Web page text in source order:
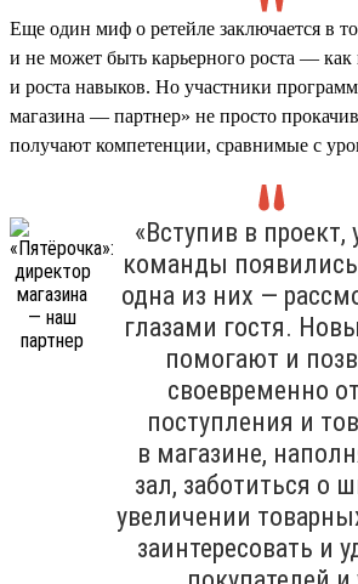
Еще один миф о ретейле заключается в
и не может быть карьерного роста — как
и роста навыков. Но участники
магазина — партнер» не просто
получают компетенции, сравнимые с
«Вступив в
команды
одна из них —
глазами гостя.
помогают и
своевременно
поступления и
в магазине,
зал, заботиться о
увеличении
заинтересовать и